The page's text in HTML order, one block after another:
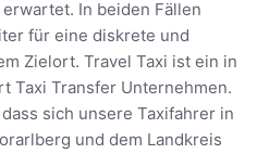
In beiden Fällen
für eine diskrete und
Zielort. Travel Taxi ist ein in
Taxi Transfer Unternehmen.
sich unsere Taxifahrer in
und dem Landkreis